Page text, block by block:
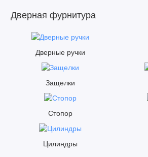
Дверная фурнитура
Дверные ручки
Защелки
Стопор
Цилиндры